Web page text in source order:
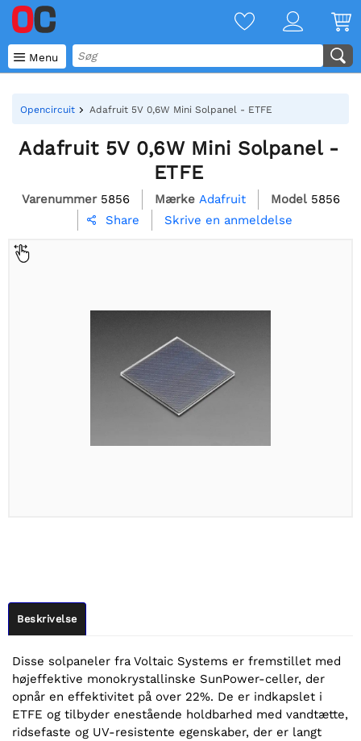
 Menu
Opencircuit Adafruit 5V 0,6W Mini Solpanel - ETFE
Adafruit 5V 0,6W Mini Solpanel -
ETFE
Varenummer 5856 Mærke Adafruit Model 5856
 Share Skrive en anmeldelse
Beskrivelse
Disse solpaneler fra Voltaic Systems er fremstillet med
højeffektive monokrystallinske SunPower-celler, der
opnår en effektivitet på over 22%. De er indkapslet i
ETFE og tilbyder enestående holdbarhed med vandtætte,
ridsefaste og UV-resistente egenskaber, der er langt